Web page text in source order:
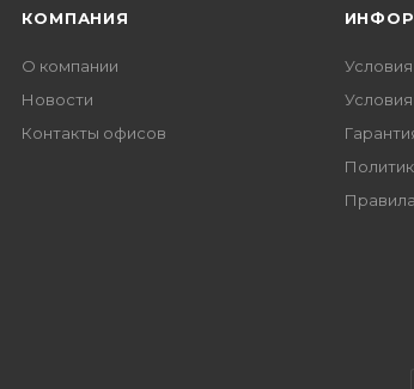
КОМПАНИЯ
О компании
Новости
Контакты офисов